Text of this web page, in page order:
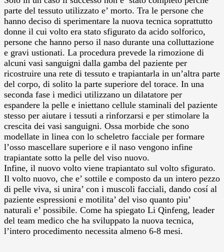
parte del tessuto utilizzato e’ morto. Tra le persone che
hanno deciso di sperimentare la nuova tecnica soprattutto
donne il cui volto era stato sfigurato da acido solforico,
persone che hanno perso il naso durante una colluttazione
e gravi ustionati. La procedura prevede la rimozione di
alcuni vasi sanguigni dalla gamba del paziente per
ricostruire una rete di tessuto e trapiantarla in un’altra parte
del corpo, di solito la parte superiore del torace. In una
seconda fase i medici utilizzano un dilatatore per
espandere la pelle e iniettano cellule staminali del paziente
stesso per aiutare i tessuti a rinforzarsi e per stimolare la
crescita dei vasi sanguigni. Ossa morbide che sono
modellate in linea con lo scheletro facciale per formare
l’osso mascellare superiore e il naso vengono infine
trapiantate sotto la pelle del viso nuovo.
Infine, il nuovo volto viene trapiantato sul volto sfigurato.
Il volto nuovo, che e’ sottile e composto da un intero pezzo
di pelle viva, si unira’ con i muscoli facciali, dando cosí al
paziente espressioni e motilita’ del viso quanto piu’
naturali e’ possibile. Come ha spiegato Li Qinfeng, leader
del team medico che ha sviluppato la nuova tecnica,
l’intero procedimento necessita almeno 6-8 mesi.